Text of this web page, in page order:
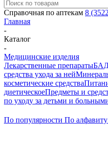
Справочная по аптекам 8
Главная
-
Каталог
-
Медицинские изделия
Лекарственные препараты
средства ухода за ней
косметические средства
диетическоеПредметы и
по уходу за детьми и
По популярности По алфавиту